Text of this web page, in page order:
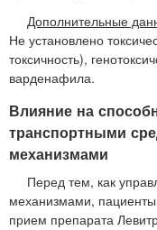
Дополнительные
Не установлено
токсичность),
варденафила.
Влияние на
транспортными
механизмами
Перед тем, как
механизмами,
прием препарата